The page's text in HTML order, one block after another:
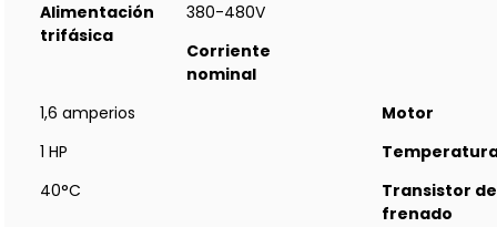
Alimentación
trifásica
380-480V
Corriente
nominal
1,6 amperios
Motor
1 HP
40°C
Transistor de
frenado